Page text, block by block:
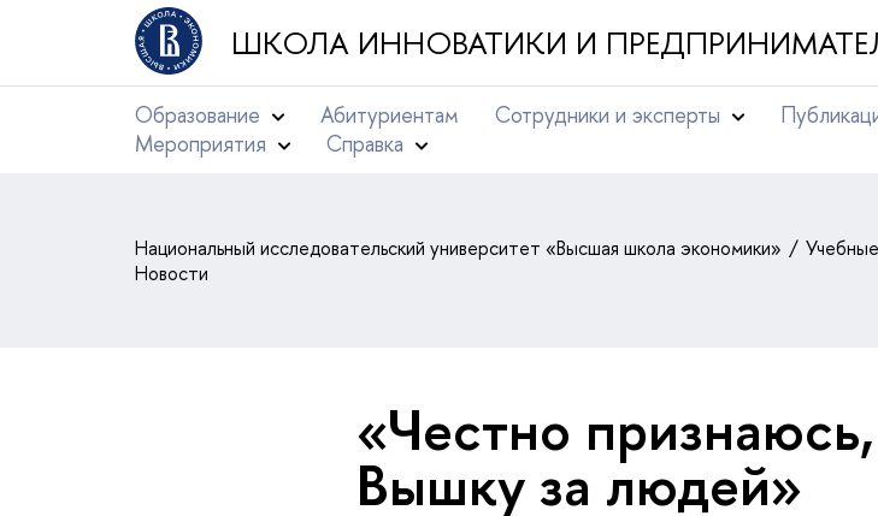
ШКОЛА ИННОВАТИКИ И
Образование Абитуриентам Сотрудники и эксперты
Мероприятия
Справка
Национальный исследовательский университет «Высшая школа экономики»
Новости
«Честно
Вышку за людей»